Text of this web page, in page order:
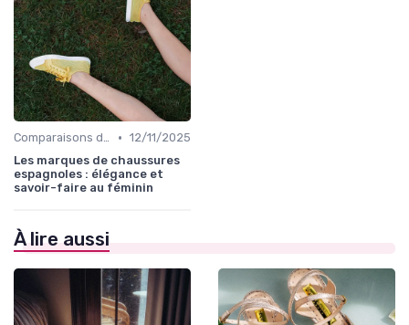
Comparaisons de Marques • 12/11/2025
Les marques de chaussures
espagnoles : élégance et
savoir-faire au féminin
À lire aussi